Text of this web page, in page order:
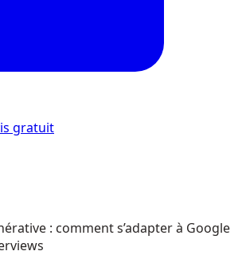
gratuit
: comment s’adapter à Google